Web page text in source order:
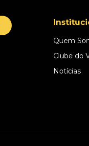
Quem
Clube do
Notícias